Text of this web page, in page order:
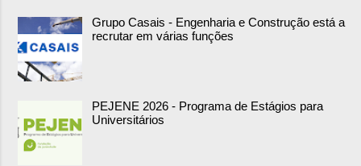
Grupo Casais - Engenharia e Construção está a
recrutar em várias funções
PEJENE 2026 - Programa de Estágios para
Universitários